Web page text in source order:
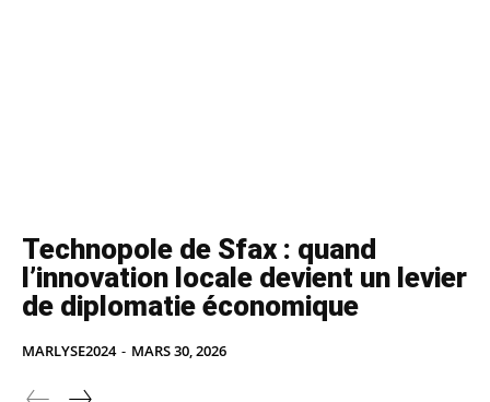
Technopole de Sfax : quand
l’innovation locale devient un levier
de diplomatie économique
MARLYSE2024 - MARS 30, 2026